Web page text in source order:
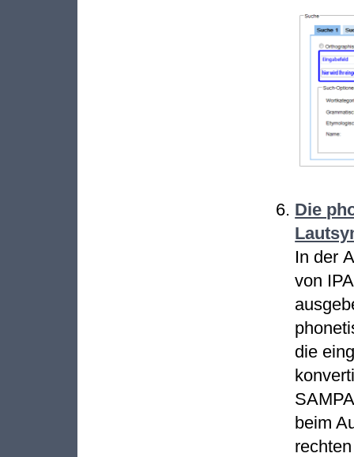
Die
In der
von
die
beim